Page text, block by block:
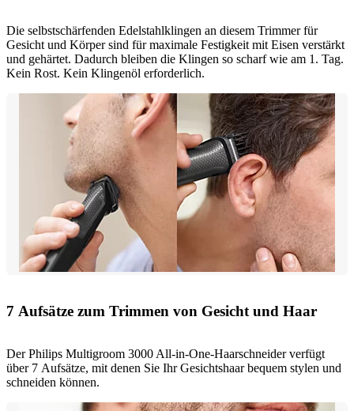
Die selbstschärfenden Edelstahlklingen an diesem Trimmer für
Gesicht und Körper sind für maximale Festigkeit mit Eisen verstärkt
und gehärtet. Dadurch bleiben die Klingen so scharf wie am 1. Tag.
Kein Rost. Kein Klingenöl erforderlich.
7 Aufsätze zum Trimmen von Gesicht und Haar
Der Philips Multigroom 3000 All-in-One-Haarschneider verfügt
über 7 Aufsätze, mit denen Sie Ihr Gesichtshaar bequem stylen und
schneiden können.